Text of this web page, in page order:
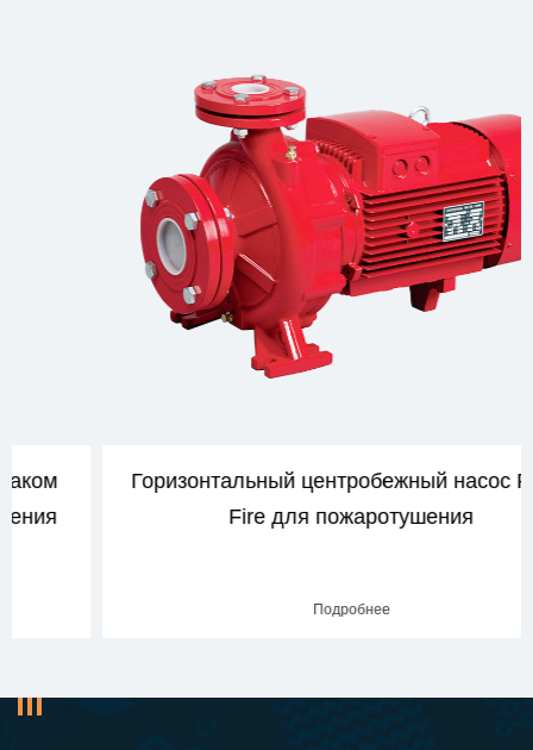
Горизонтальный центробежный насос PSTF
Fire для пожаротушения